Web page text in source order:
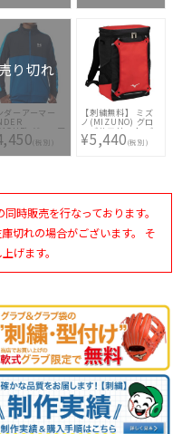
み)※縁取り・
きの場合、1ヶ
円(税込)]
ヶ所無料(単色の
きの場合、1ヶ所
+3300円(税込)]
り切れ
ダーアーマー
ジュニア
トトラックスー
下セット
581
(税別)
【刺繍無料】 ミズ
ノ(MIZUNO) グロ
ーバルエリート バ
ックパック ジュニ
ア 1FJDB021-62 [
(税込)]
¥5,440(税別)
時販売を行なっております。
切れの場合がございます。 そ
げます。